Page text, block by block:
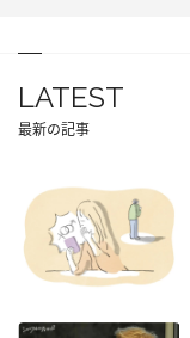
LATEST
最新の記事